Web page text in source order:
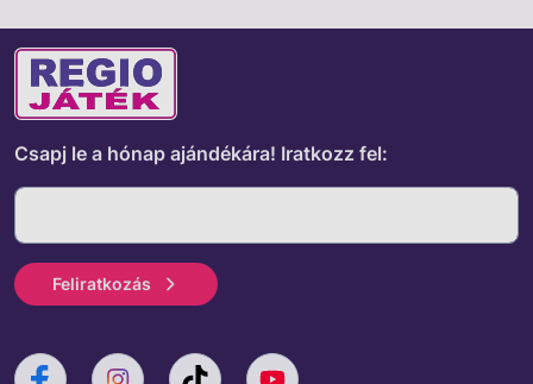
Csapj le a hónap ajándékára! Iratkozz fel:
Feliratkozás